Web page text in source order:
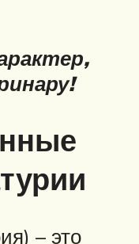
– это